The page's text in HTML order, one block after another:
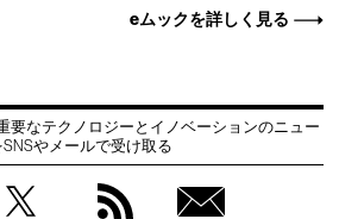
eムックを詳しく見る
要なテクノロジーとイノベーションのニュー
SNSやメールで受け取る